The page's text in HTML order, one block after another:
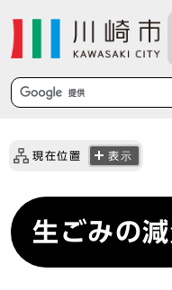
現在位置 表示
生ごみの